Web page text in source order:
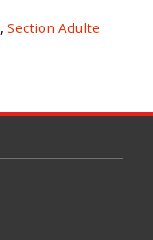
, Section Adulte